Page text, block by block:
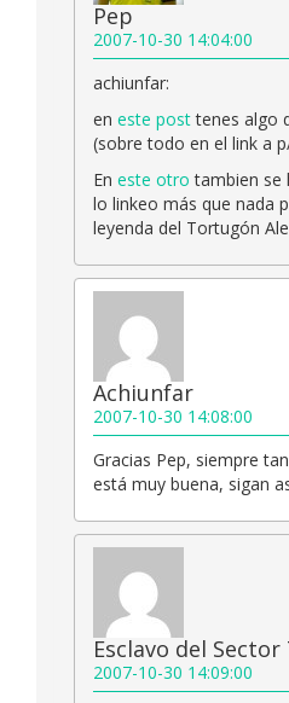
Pep
2007-10-30 14:04:00
achiunfar:
en este posttenes algo
(sobre todo en el link a
En este otro tambien se
lo linkeo más que nada
leyenda del Tortugón
Achiunfar
2007-10-30 14:08:00
Gracias Pep, siempre
está muy buena, sigan
Esclavo del Sector
2007-10-30 14:09:00